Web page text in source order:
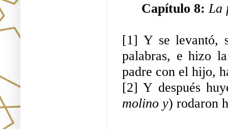
Capítulo 8: La
[1] Y se levantó,
palabras, e hizo
padre con el hijo,
[2] Y después
molino y) rodaron